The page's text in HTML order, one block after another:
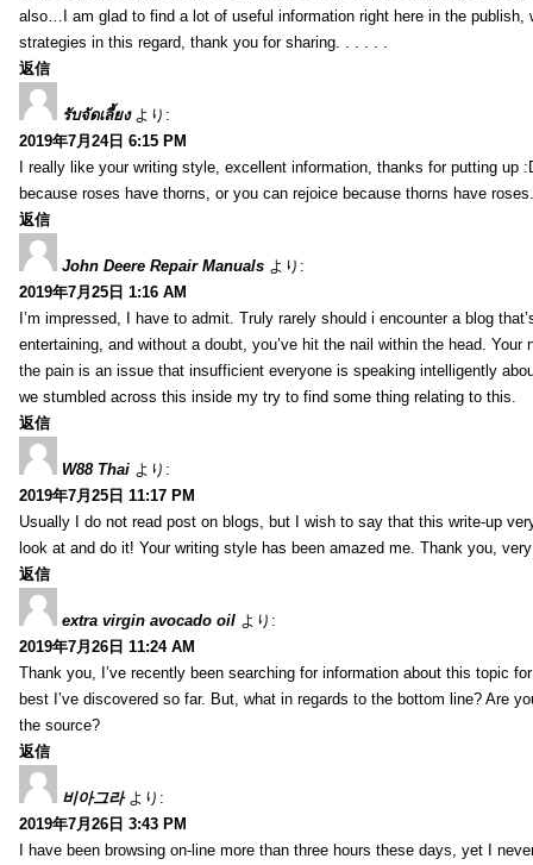
also…I am glad to find a lot of useful information right here in the publish,
strategies in this regard, thank you for sharing. . . . . .
返信
รับจัดเลี้ยง より:
2019年7月24日 6:15 PM
I really like your writing style, excellent information, thanks for putting up
because roses have thorns, or you can rejoice because thorns have
返信
John Deere Repair Manuals より:
2019年7月25日 1:16 AM
I’m impressed, I have to admit. Truly rarely should i encounter a blog
entertaining, and without a doubt, you’ve hit the nail within the head. Your
the pain is an issue that insufficient everyone is speaking intelligently
we stumbled across this inside my try to find some thing relating to this.
返信
W88 Thai より:
2019年7月25日 11:17 PM
Usually I do not read post on blogs, but I wish to say that this write-up
look at and do it! Your writing style has been amazed me. Thank you,
返信
extra virgin avocado oil より:
2019年7月26日 11:24 AM
Thank you, I’ve recently been searching for information about this topic
best I’ve discovered so far. But, what in regards to the bottom line? Are
the source?
返信
비아그라 より:
2019年7月26日 3:43 PM
I have been browsing on-line more than three hours these days, yet I